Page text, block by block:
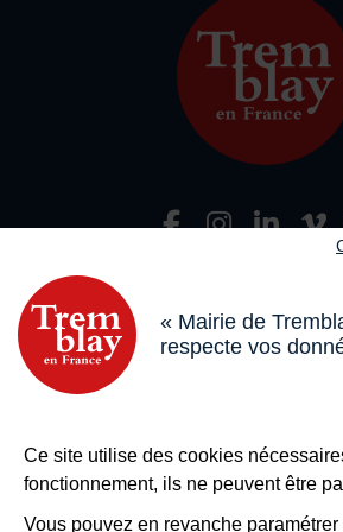
« Mairie de
respecte vos
Ce site utilise des cookies
fonctionnement, ils ne peuvent être
Vous pouvez en revanche
Nous
Adresse dans le pied de
18 boulevard de l’Hôtel de Ville,
Horaires
Du lundi au vendredi de 8h30 à 12h
Le samedi de 8h30 à 12h
Bouton contacterNous contacter
Plus de